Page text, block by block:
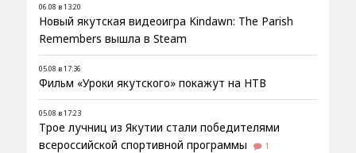
06.08 в 13:20
Новый якутская видеоигра Kindawn: The Parish
Remembers вышла в Steam
05.08 в 17:36
Фильм «Уроки якутского» покажут на НТВ
05.08 в 17:23
Трое лучниц из Якутии стали победителями
всероссийской спортивной программы
1